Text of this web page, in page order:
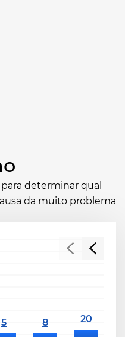
determinar qual
da muito problema